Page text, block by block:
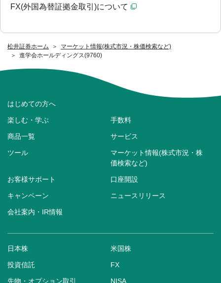
松井証券ホーム
マーケット情報(株式市況・株価検索など)
進学会ホールディングス(9760)
FX(外国為替証拠金取引)について
はじめての方へ
楽しむ・学ぶ 手数料
商品一覧 サービス
ツール
マーケット情報(株式市況・株
価検索など)
お客様サポート 口座開設
キャンペーン ニュースリリース
会社案内・IR情報
日本株 米国株
投資信託 FX
先物・オプション取引 NISA